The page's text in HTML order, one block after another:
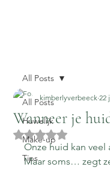
All Posts
Huwelijk
Make-up
Tips
All Posts
Wanneer je
kimberlyverbeeck 22
Beoordeeld met
Onze huid kan veel
Maar soms… zegt